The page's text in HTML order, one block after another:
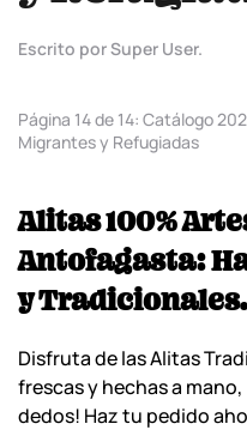
Escrito por Super User.
Página 14 de 14: Catálogo 2024 de Emprendimientos de Mujeres
Migrantes y Refugiadas
Alitas 100%
Antofagasta:
y Tradicionales.
Disfruta de las Alitas
frescas y hechas a
dedos! Haz tu pedido